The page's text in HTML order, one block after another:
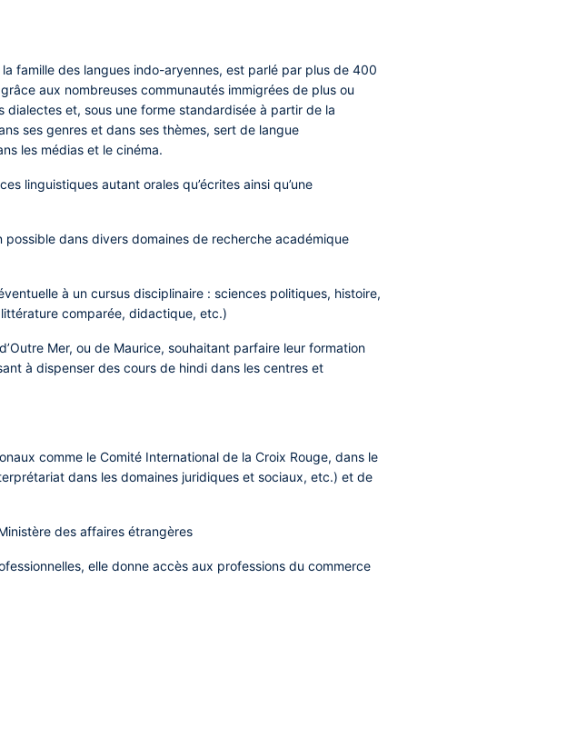
la famille des langues indo-aryennes, est parlé par plus de 400
aux nombreuses communautés immigrées de plus ou
et, sous une forme standardisée à partir de la
ses genres et dans ses thèmes, sert de langue
les médias et le cinéma.
linguistiques autant orales qu’écrites ainsi qu’une
dans divers domaines de recherche académique
à un cursus disciplinaire : sciences politiques, histoire,
comparée, didactique, etc.)
Mer, ou de Maurice, souhaitant parfaire leur formation
à dispenser des cours de hindi dans les centres et
comme le Comité International de la Croix Rouge, dans le
dans les domaines juridiques et sociaux, etc.) et de
des affaires étrangères
elle donne accès aux professions du commerce